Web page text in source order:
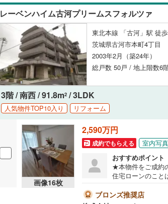
レーベンハイム古河プリームスフォルツァ
東北本線 「古河」駅 徒
茨城県古河市本町4丁目
2003年2月（築24年）
総戸数 50戸 / 地上階数6
3階 / 南西 / 91.8m2 / 3LDK
人気物件TOP10入り リフォーム
画像16枚
2,590万円
成約でもらえる 室内写
おすすめポイント
★本物件をご成約
住宅ローンのこと
流れ（1）物件決
ブロンズ推奨店
該当物件0件
東茨城郡大洗町(
久慈郡大子町 (0
稲敷郡河内町(0
猿島郡境町(0)
該当物件0件
該当物件0件
該当物件0件
該当物件0件
階下に住戸なし（0
構造・規模・施工・品質
（0）
立地
最寄りの駅が始発駅
共用施設
コンシェルジュサー
該当物件0件